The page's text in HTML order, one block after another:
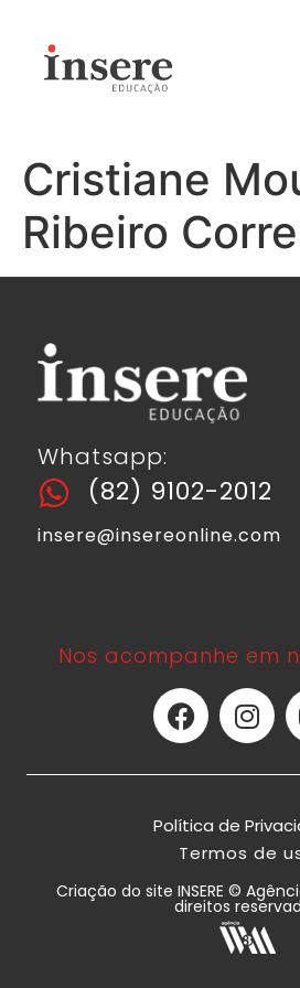
Cristiane
Ribeiro
Whatsapp:
(82) 9102-2012
insere@insereonline.com
Nos acompanhe em
Política de
Termos de
Criação do site INSERE ©
direitos